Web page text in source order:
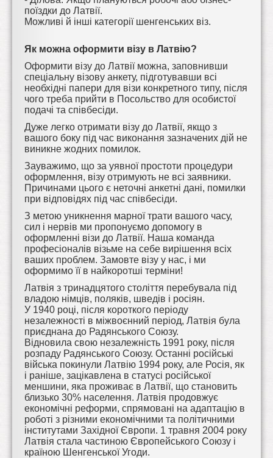
поїздки до Латвії.
Можливі й інші категорії шенгенських віз.
Як можна оформити візу в Латвію?
Оформити візу до Латвії можна, заповнивши
спеціальну візову анкету, підготувавши всі
необхідні папери для візи конкретного типу, після
чого треба прийти в Посольство для особистої
подачі та співбесіди.
Дуже легко отримати візу до Латвії, якщо з
вашого боку під час виконання зазначених дій не
виникне жодних помилок.
Зауважимо, що за уявної простоти процедури
оформлення, візу отримують не всі заявники.
Причинами цього є неточні анкетні дані, помилки
при відповідях під час співбесіди.
З метою уникнення марної трати вашого часу,
сил і нервів ми пропонуємо допомогу в
оформленні візи до Латвії. Наша команда
професіоналів візьме на себе вирішення всіх
ваших проблем. Замовте візу у нас, і ми
оформимо її в найкоротші терміни!
Латвія з тринадцятого століття перебувала під
владою німців, поляків, шведів і росіян.
У 1940 році, після короткого періоду
незалежності в міжвоєнний період, Латвія була
приєднана до Радянського Союзу.
Відновила свою незалежність 1991 року, після
розпаду Радянського Союзу. Останні російські
війська покинули Латвію 1994 року, але Росія, як
і раніше, зацікавлена в статусі російської
меншини, яка проживає в Латвії, що становить
близько 30% населення. Латвія продовжує
економічні реформи, спрямовані на адаптацію в
роботі з різними економічними та політичними
інститутами Західної Європи. 1 травня 2004 року
Латвія стала частиною Європейського Союзу і
країною Шенгенської Угоди.